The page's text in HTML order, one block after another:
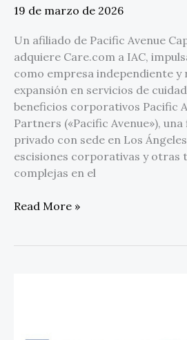
19 de marzo de 2026
Un afiliado de Pacific Avenue
adquiere Care.com a IAC,
como empresa independiente y
expansión en servicios de
beneficios corporativos Pacific
Partners («Pacific Avenue»),
privado con sede en Los
escisiones corporativas y otras
complejas en el
Read More »